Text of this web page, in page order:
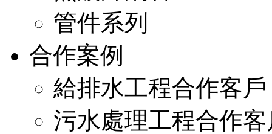
管件系列
合作案例
給排水工程合作客戶
污水處理工程合作客